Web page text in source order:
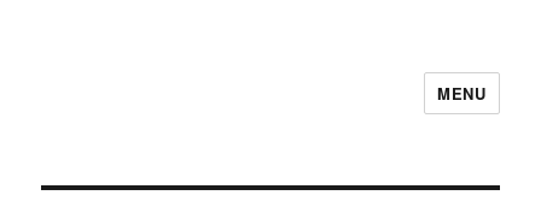
MENU